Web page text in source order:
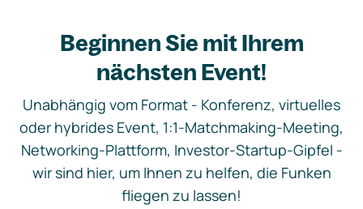
Beginnen Sie mit Ihrem
nächsten Event!
Unabhängig vom Format - Konferenz, virtuelles
oder hybrides Event, 1:1-Matchmaking-Meeting,
Networking-Plattform, Investor-Startup-Gipfel -
wir sind hier, um Ihnen zu helfen, die Funken
fliegen zu lassen!